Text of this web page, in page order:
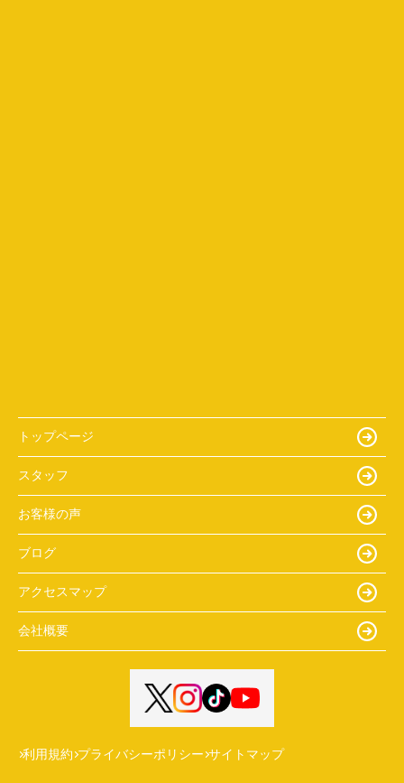
トップページ
スタッフ
お客様の声
ブログ
アクセスマップ
会社概要
利用規約 プライバシーポリシー サイトマップ